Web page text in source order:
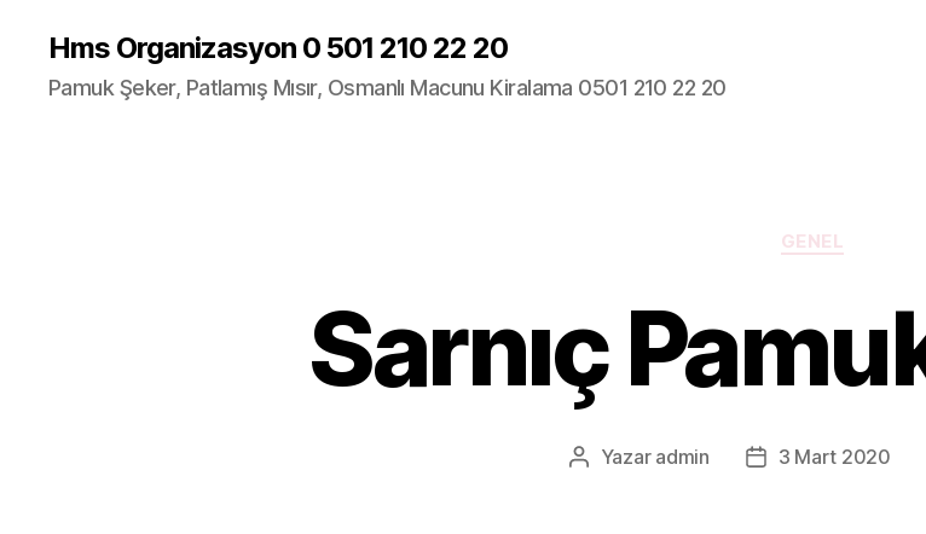
Hms Organizasyon 0 501 210 22 20
Pamuk Şeker, Patlamış Mısır, Osmanlı Macunu Kiralama 0501 210 22 20
Kategoriler
GENEL
Sarnıç
Yazının
Yazar admin
Yazı3 Mart 2020